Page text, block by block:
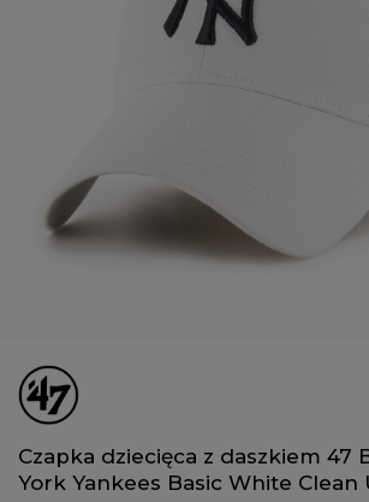
Czapka dziecięca z daszkiem 47
York Yankees Basic White Clean